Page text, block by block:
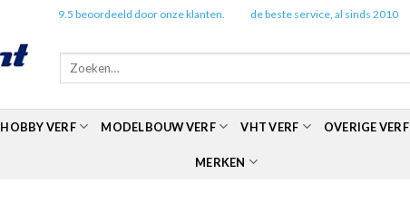
9.5 beoordeeld door onze klanten. de beste service, al sinds 2010
Zoeken
HOBBY VERF MODELBOUW VERF VHT VERF OVERIGE VERF
MERKEN